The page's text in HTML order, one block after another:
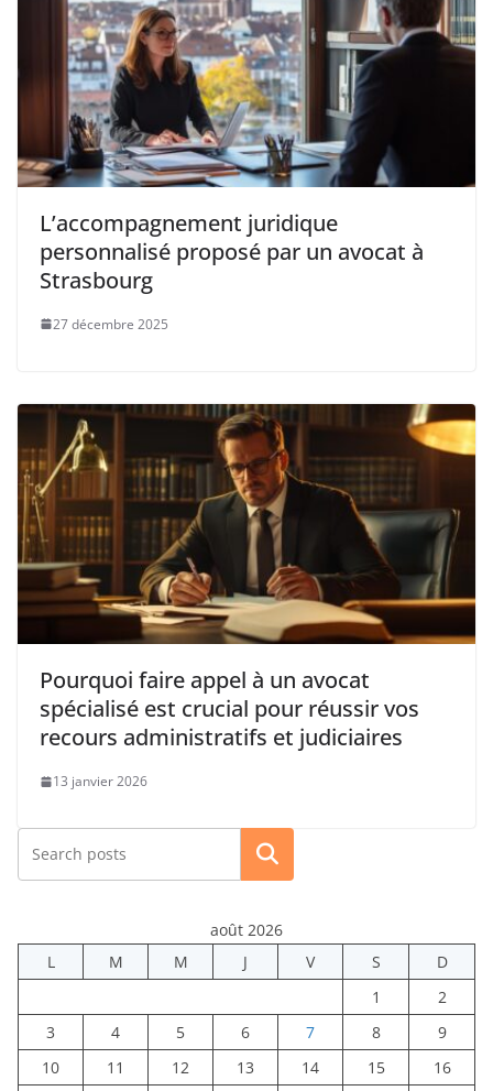
L’accompagnement juridique
personnalisé proposé par un avocat à
Strasbourg
27 décembre 2025
Pourquoi faire appel à un avocat
spécialisé est crucial pour réussir vos
recours administratifs et judiciaires
13 janvier 2026
Rechercher
août 2026
L
M M J V S
D
1
2
3
4 5 6 7 8
9
10
11 12 13 14 15
16